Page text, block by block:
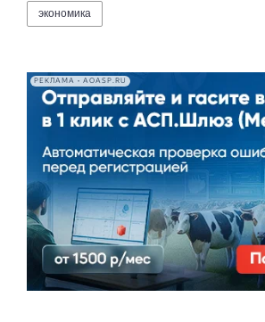
экономика
РЕКЛАМА • AOASP.RU